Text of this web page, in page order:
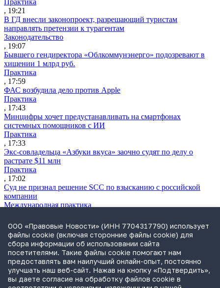
, 19:21
В ГД внесли законопроект, разрешающий туристам
направлять претензии к турагентам
Законодательство
, 19:07
Бывшего гендиректора «Облкоммунэнерго» подозревают в
хищении 1 млрд руб.
Практика
, 17:59
ФАС возбудила дело против Apple
Практика
, 17:43
Минцифры хочет предустанавливать на смартфонах
системных помощников с ИИ
Практика
, 17:33
Экс-совладельца «Азбуки вкуса» заочно судят по делу о
растрате $11 млн
Практика
, 17:02
Суд не признал решение SCC по взысканию с российской
компании
Международная практика
Дроны могут начать применять для фиксации нарушений
ПДД
Практика
, 15:41
Бывшего сенатора Сабадаша приговорили к 12 годам по делу
о хищении
Практика
, 15:29
ООО «Правовые Новости» (ИНН 7704317790) использует
файлы cookie (включая сторонние файлы cookie) для
сбора информации об использовании сайта
посетителями. Такие файлы cookie помогают нам
предоставлять вам наилучший онлайн-опыт, постоянно
улучшать наш веб-сайт. Нажав на кнопку «Подтвердить»,
вы даете согласие на обработку файлов cookie в